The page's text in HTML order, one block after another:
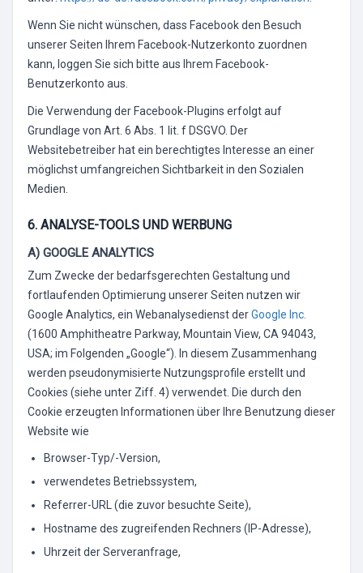
Wenn Sie nicht wünschen, dass Facebook den Besuch
unserer Seiten Ihrem Facebook-Nutzerkonto zuordnen
kann, loggen Sie sich bitte aus Ihrem Facebook-
Benutzerkonto aus.
Die Verwendung der Facebook-Plugins erfolgt auf
Grundlage von Art. 6 Abs. 1 lit. f DSGVO. Der
Websitebetreiber hat ein berechtigtes Interesse an einer
möglichst umfangreichen Sichtbarkeit in den Sozialen
Medien.
6. ANALYSE-TOOLS UND WERBUNG
A) GOOGLE ANALYTICS
Zum Zwecke der bedarfsgerechten Gestaltung und
fortlaufenden Optimierung unserer Seiten nutzen wir
Google Analytics, ein Webanalysedienst derGoogle Inc.
(1600 Amphitheatre Parkway, Mountain View, CA 94043,
USA; im Folgenden „Google“). In diesem Zusammenhang
werden pseudonymisierte Nutzungsprofile erstellt und
Cookies (siehe unter Ziff. 4) verwendet. Die durch den
Cookie erzeugten Informationen über Ihre Benutzung dieser
Website wie
Browser-Typ/-Version,
verwendetes Betriebssystem,
Referrer-URL (die zuvor besuchte Seite),
Hostname des zugreifenden Rechners (IP-Adresse),
Uhrzeit der Serveranfrage,